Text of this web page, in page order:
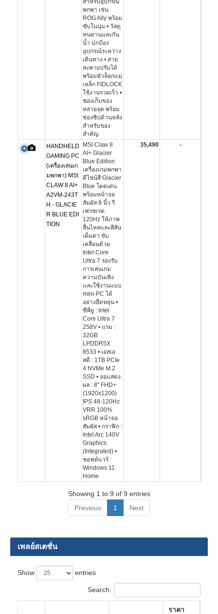
สำหรับอุปกรณ์
พกพา เช่น
ROG Ally พร้อม
ซับในนุ่ม • วัสดุ
ทนทานและกัน
น้ำ ปกป้อง
อุปกรณ์ระหว่าง
เดินทาง • สาย
สะพายปรับได้
พร้อมหัวล็อกแม่
เหล็ก FIDLOCK
ใช้งานรวดเร็ว •
ช่องเก็บของ
หลายจุด พร้อม
ช่องซิปด้านหลัง
สำหรับของ
สำคัญ
HANDHELD
GAMING PC
(เครื่องเล่นเก
มพกพา) MSI
CLAW 8 AI+
A2VM-243T
H - GLACIE
R BLUE EDI
TION
MSI Claw 8
AI+ Glacier
Blue Edition
เครื่องเกมพกพา
ดีไซน์สี Glacier
Blue โดดเด่น
พร้อมหน้าจอ
สัมผัส 8 นิ้ว รี
เฟรชเรต
120Hz ให้ภาพ
ลื่นไหลและสีสัน
เต็มตา ขับ
เคลื่อนด้วย
Intel Core
Ultra 7 รองรับ
การเล่นเกม
ความบันเทิง
และใช้งานแบบ
mini-PC ได้
อย่างยืดหยุ่น •
ซีพียู : Intel
Core Ultra 7
258V • แรม :
32GB
LPDDR5X
8533 • เอสเอ
สดี : 1TB PCIe
4 NVMe M.2
SSD • จอแสดง
ผล : 8" FHD+
(1920x1200)
IPS 48-120Hz
VRR 100%
sRGB หน้าจอ
สัมผัส • กราฟิก :
Intel Arc 140V
Graphics
(Integrated) •
ซอฟต์แวร์ :
Windows 11
Home
35,490 -
Showing 1 to 9 of 9 entries
Previous
1 Next
เพลย์สเตชั่น
Show entries
Search:
ราคา